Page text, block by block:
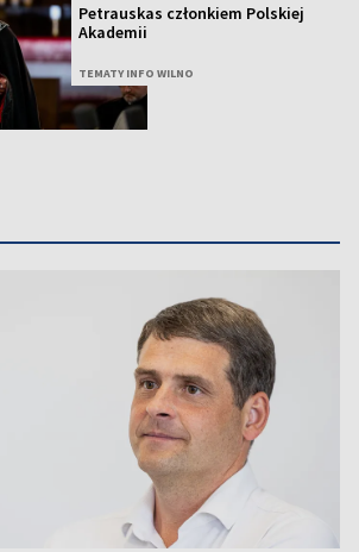
Petrauskas członkiem Polskiej
Akademii
TEMATY INFO WILNO